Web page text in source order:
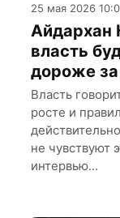
25 мая 2026
Айдархан
власть
дороже за
Власть
росте и
не чувствуют
интервью...